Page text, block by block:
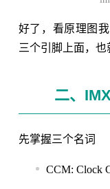
好了，看原理图
三个引脚上面，也
二、
先掌握三个名词
CCM: Clock